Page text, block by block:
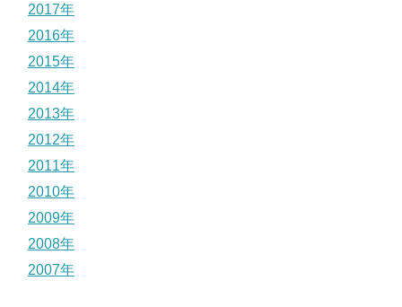
2017年
2016年
2015年
2014年
2013年
2012年
2011年
2010年
2009年
2008年
2007年